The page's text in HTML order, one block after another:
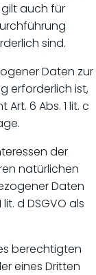
gilt auch für
sind.
Daten zur
erforderlich ist,
6 Abs. 1 lit. c
der
natürlichen
Daten
d DSGVO als
berechtigten
eines Dritten